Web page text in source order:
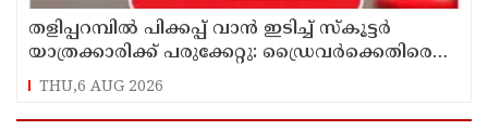
തളിപ്പറമ്പിൽ പിക്കപ്പ് വാൻ ഇടിച്ച് സ്‌കൂട്ടർ
യാത്രക്കാരിക്ക് പരുക്കേറ്റു: ഡ്രൈവർക്കെതിരെ
കേസെടുത്തു
THU,6 AUG 2026